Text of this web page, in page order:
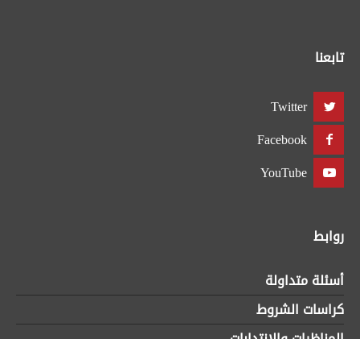
تابعنا
Twitter
Facebook
YouTube
روابط
أسئلة متداولة
كراسات الشروط